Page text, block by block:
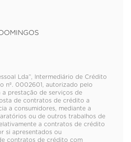
Lda”, Intermediário de Crédito
nº. 0002601, autorizado pelo
a prestação de serviços de
de contratos de crédito a
a consumidores, mediante a
ou de outros trabalhos de
a contratos de crédito
si apresentados ou
contratos de crédito com